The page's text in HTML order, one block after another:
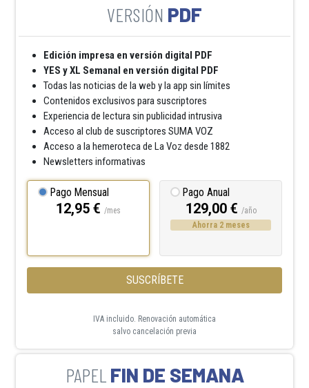
PDF
Edición impresa en versión digital PDF
YES y XL Semanal en versión digital PDF
Todas las noticias de la web y la app sin límites
Contenidos exclusivos para suscriptores
Experiencia de lectura sin publicidad intrusiva
Acceso al club de suscriptores SUMA VOZ
Acceso a la hemeroteca de La Voz desde 1882
Newsletters informativas
Pago Mensual
12,95 € /mes
Pago Anual
129,00 € /año
Ahorra 2 meses
SUSCRÍBETE
IVA incluido. Renovación automática
salvo cancelación previa
FIN DE SEMANA